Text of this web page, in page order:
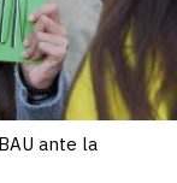
ante la